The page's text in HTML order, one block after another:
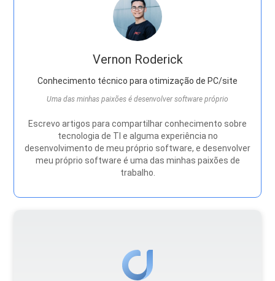
Vernon Roderick
Conhecimento técnico para otimização de PC/site
Uma das minhas paixões é desenvolver software próprio
Escrevo artigos para compartilhar conhecimento sobre
tecnologia de TI e alguma experiência no
desenvolvimento de meu próprio software, e desenvolver
meu próprio software é uma das minhas paixões de
trabalho.